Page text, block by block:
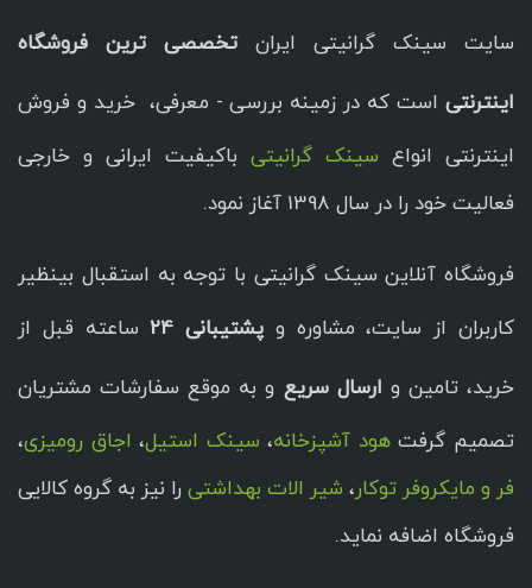
سایت سینک گرانیتی ایرانتخصصی ترین فروشگاه
اینترنتی است که در زمینه بررسی - معرفی، خرید و فروش
اینترنتی انواع سینک گرانیتی باکیفیت ایرانی و خارجی
فعالیت خود را در سال 1398 آغاز نمود.
فروشگاه آنلاین سینک گرانیتی با توجه به استقبال بینظیر
کاربران از سایت، مشاوره وپشتیبانی 24 ساعته قبل از
خرید، تامین و ارسال سریع و به موقع سفارشات مشتریان
تصمیم گرفتهود آشپزخانه، سینک استیل، اجاق رومیزی،
فر و مایکروفر توکار، شیر الات بهداشتی را نیز به گروه کالایی
فروشگاه اضافه نماید.